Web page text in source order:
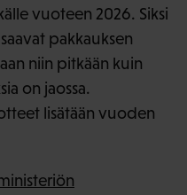
vuoteen 2026. Siksi
pakkauksen
niin pitkään kuin
on jaossa.
lisätään vuoden